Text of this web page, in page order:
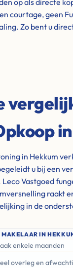
op als directe
courtage, geen
Zo bent u
in Hekkum
u bij een
Vastgoed
raakt
in de
MAKELAAR IN
enkele maanden
overleg en